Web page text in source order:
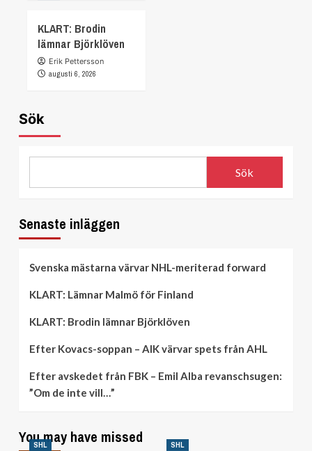
KLART: Brodin
lämnar Björklöven
Erik Pettersson
augusti 6, 2026
Sök
Sök
Senaste inläggen
Svenska mästarna värvar NHL-meriterad forward
KLART: Lämnar Malmö för Finland
KLART: Brodin lämnar Björklöven
Efter Kovacs-soppan – AIK värvar spets från AHL
Efter avskedet från FBK – Emil Alba revanschsugen:
”Om de inte vill…”
You may have missed
SHL SHL